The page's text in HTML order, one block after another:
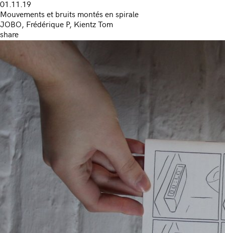
01.11.19
Mouvements et bruits montés en spirale
JOBO, Frédérique P, Kientz Tom
share